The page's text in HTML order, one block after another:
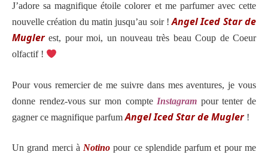
J’adore sa magnifique étoile colorer et me parfumer avec cette
nouvelle création du matin jusqu’au soir ! Angel Iced Star de
Muglerest, pour moi, un nouveau très beau Coup de Coeur
olfactif !
Pour vous remercier de me suivre dans mes aventures, je vous
donne rendez-vous sur mon compte Instagram pour tenter de
gagner ce magnifique parfumAngel Iced Star de Mugler !
Un grand merci àNotino pour ce splendide parfum et pour me